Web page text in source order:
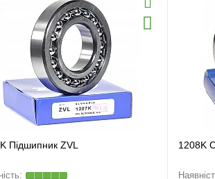
Підшипник ZVL 1208K